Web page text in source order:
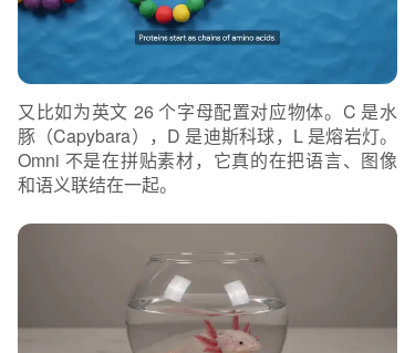
又比如为英文 26 个字母配置对应物体。C 是水
豚（Capybara），D 是迪斯科球，L 是熔岩灯。
Omni 不是在拼贴素材，它真的在把语言、图像
和语义联结在一起。